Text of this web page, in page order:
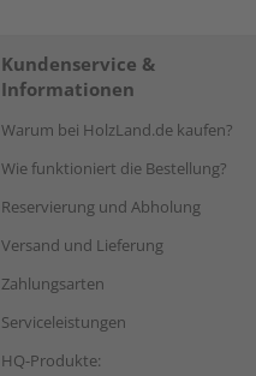
Kundenservice &
Informationen
Warum bei HolzLand.de kaufen?
Wie funktioniert die Bestellung?
Reservierung und Abholung
Versand und Lieferung
Zahlungsarten
Serviceleistungen
HQ-Produkte: